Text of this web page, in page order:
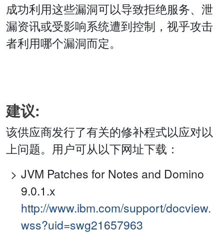
成功利用这些漏洞可以导致拒绝服务、泄
漏资讯或受影响系统遭到控制，视乎攻击
者利用哪个漏洞而定。
建议:
该供应商发行了有关的修补程式以应对以
上问题。用户可从以下网址下载：
JVM Patches for Notes and Domino
9.0.1.x
http://www.ibm.com/support/docview.
wss?uid=swg21657963